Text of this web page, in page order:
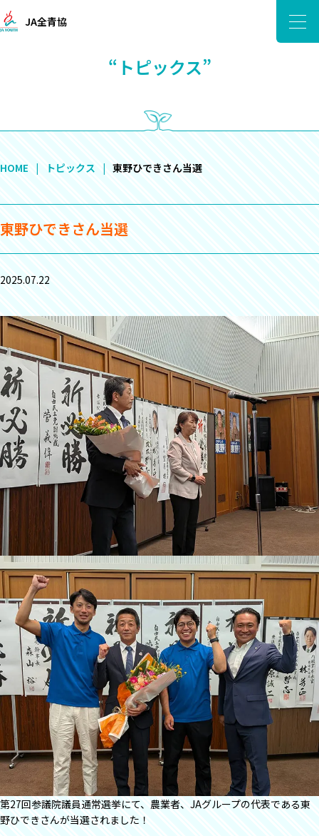
JA全青協
“トピックス”
HOME トピックス 東野ひできさん当選
東野ひできさん当選
2025.07.22
第27回参議院議員通常選挙にて、農業者、JAグループの代表である東
野ひできさんが当選されました！